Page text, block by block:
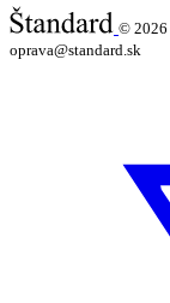
© 2026
oprava@standard.sk